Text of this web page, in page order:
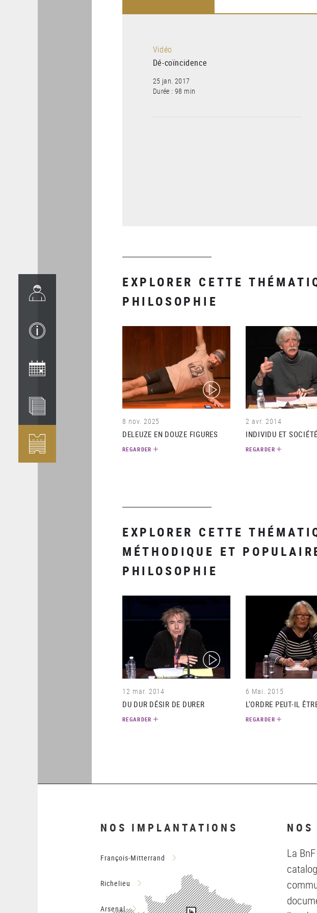
Vidéo
Dé-coïncidence
25 jan. 2017
Durée : 98 min
EXPLORER CETTE
PHILOSOPHIE
(video)
8 nov. 2025
DELEUZE EN DOUZE FIGURES
REGARDER
2 avr. 2014
INDIVIDU ET SOCIÉTÉ
REGARDER
EXPLORER CETTE
MÉTHODIQUE ET
PHILOSOPHIE
(video)
12 mar. 2014
DU DUR DÉSIR DE DURER
REGARDER
6 Mai. 2015
L'ORDRE PEUT-IL
REGARDER
NOS IMPLANTATIONS
François-Mitterrand
Richelieu
Arsenal
La